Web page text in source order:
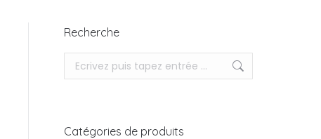
Recherche
Recherche
Catégories de produits